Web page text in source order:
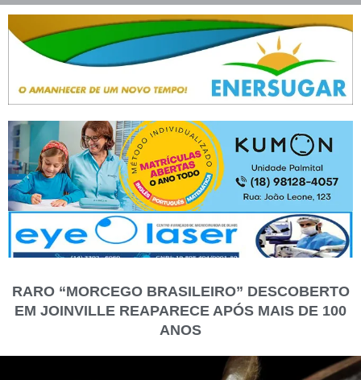
RARO “MORCEGO BRASILEIRO” DESCOBERTO
EM JOINVILLE REAPARECE APÓS MAIS DE 100
ANOS